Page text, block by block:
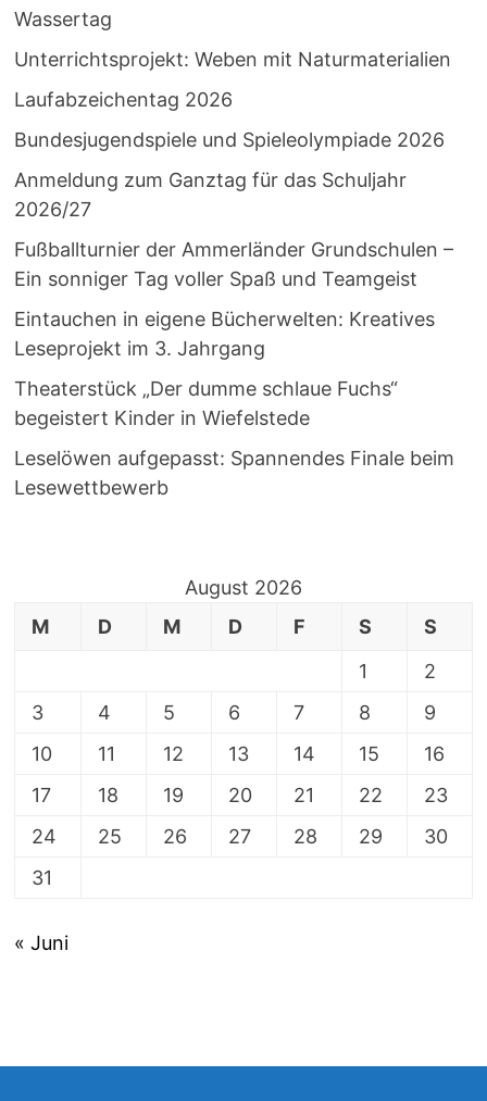
Wassertag
Unterrichtsprojekt: Weben mit Naturmaterialien
Laufabzeichentag 2026
Bundesjugendspiele und Spieleolympiade 2026
Anmeldung zum Ganztag für das Schuljahr
2026/27
Fußballturnier der Ammerländer Grundschulen –
Ein sonniger Tag voller Spaß und Teamgeist
Eintauchen in eigene Bücherwelten: Kreatives
Leseprojekt im 3. Jahrgang
Theaterstück „Der dumme schlaue Fuchs“
begeistert Kinder in Wiefelstede
Leselöwen aufgepasst: Spannendes Finale beim
Lesewettbewerb
August 2026
M
D M D F S
S
1
2
3
4 5 6 7 8
9
10
11 12 13 14 15
16
17
18 19 20 21 22
23
24
25 26 27 28 29
30
31
« Juni